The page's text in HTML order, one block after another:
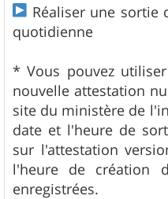
Réaliser une sortie
quotidienne
* Vous pouvez
nouvelle attestation
site du ministère de
date et l'heure de
sur l'attestation
l'heure de création
enregistrées.